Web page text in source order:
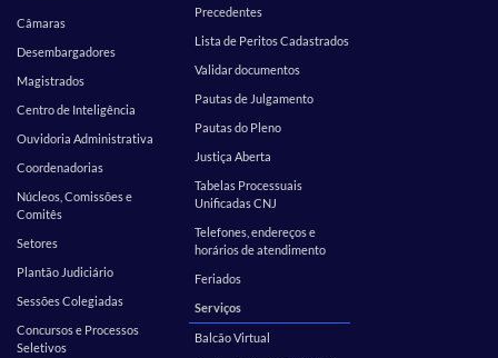
Câmaras
Desembargadores
Magistrados
Centro de Inteligência
Ouvidoria Administrativa
Coordenadorias
Núcleos, Comissões e
Comitês
Setores
Plantão Judiciário
Sessões Colegiadas
Concursos e Processos
Seletivos
Precedentes
Lista de Peritos Cadastrados
Validar documentos
Pautas de Julgamento
Pautas do Pleno
Justiça Aberta
Tabelas Processuais
Unificadas CNJ
Telefones, endereços e
horários de atendimento
Feriados
Serviços
Balcão Virtual